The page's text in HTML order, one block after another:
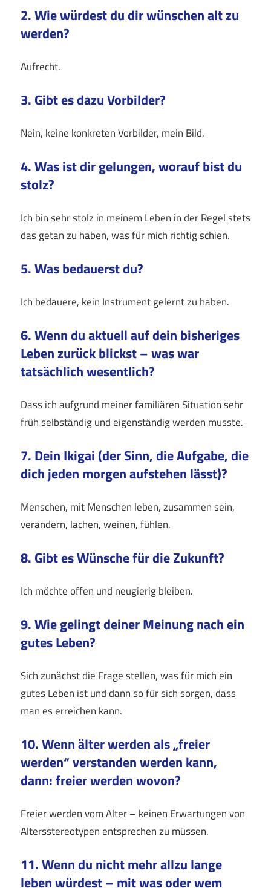
2. Wie würdest du dir wünschen alt zu
werden?
Aufrecht.
3. Gibt es dazu Vorbilder?
Nein, keine konkreten Vorbilder, mein Bild.
4. Was ist dir gelungen, worauf bist du
stolz?
Ich bin sehr stolz in meinem Leben in der Regel stets
das getan zu haben, was für mich richtig schien.
5. Was bedauerst du?
Ich bedauere, kein Instrument gelernt zu haben.
6. Wenn du aktuell auf dein bisheriges
Leben zurück blickst – was war
tatsächlich wesentlich?
Dass ich aufgrund meiner familiären Situation sehr
früh selbständig und eigenständig werden musste.
7. Dein Ikigai (der Sinn, die Aufgabe, die
dich jeden morgen aufstehen lässt)?
Menschen, mit Menschen leben, zusammen sein,
verändern, lachen, weinen, fühlen.
8. Gibt es Wünsche für die Zukunft?
Ich möchte offen und neugierig bleiben.
9. Wie gelingt deiner Meinung nach ein
gutes Leben?
Sich zunächst die Frage stellen, was für mich ein
gutes Leben ist und dann so für sich sorgen, dass
man es erreichen kann.
10. Wenn älter werden als „freier
werden“ verstanden werden kann,
dann: freier werden wovon?
Freier werden vom Alter – keinen Erwartungen von
Altersstereotypen entsprechen zu müssen.
11. Wenn du nicht mehr allzu lange
leben würdest – mit was oder wem